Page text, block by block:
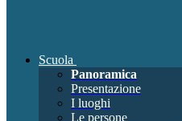
Scuola
Panoramica
Presentazione
I luoghi
Le persone